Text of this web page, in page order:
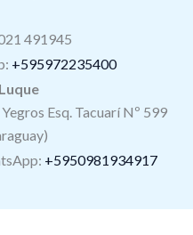
491945
+595972235400
Esq. Tacuarí Nº 599
: +5950981934917